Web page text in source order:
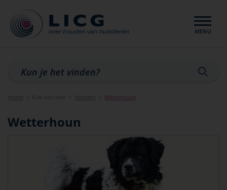
MENU
Home Kies een dier Honden Wetterhoun
Wetterhoun